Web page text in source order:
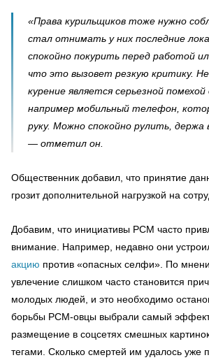
«Права курильщиков тоже нужно
стал отнимать у них последние
спокойно покурить перед работой
что это вызовет резкую критику.
курение является серьезной
например мобильный телефон,
руку. Можно спокойно рулить, держа
— отметил он.
Общественник добавил, что принятие
грозит дополнительной нагрузкой на
Добавим, что инициативы РСМ часто
внимание. Например, недавно они
акцию против «опасных селфи». По
увлечение слишком часто становится
молодых людей, и это необходимо
борьбы РСМ-овцы выбрали самый
размещение в соцсетях смешных
тегами. Сколько смертей им удалось уже